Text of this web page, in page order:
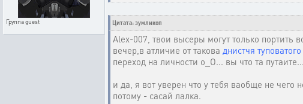
Группаguest Цитата: зумликоп
Alex-007, твои высеры могут только портить
вечер,в атличие от такова днистчя туповатого
переход на личности о_О... вы что та
и да, я вот уверен что у тебя ваобще не чего
потому - сасай лалка.